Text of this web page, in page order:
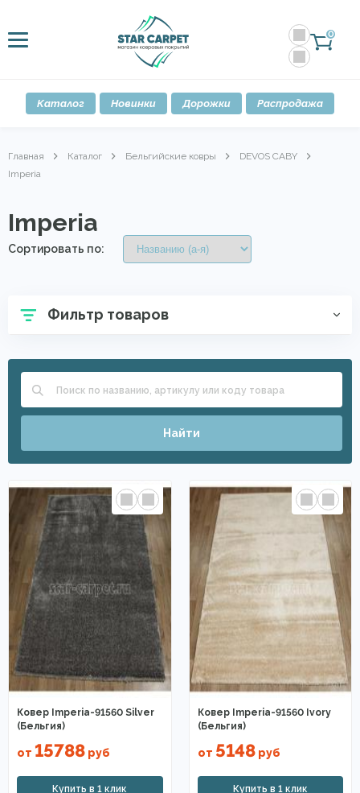
0
Каталог Новинки Дорожки Распродажа
Главная Каталог Бельгийские ковры
DEVOS CABY
Imperia
Imperia
Сортировать по:
Фильтр товаров
Найти
Ковер Imperia-91560 Silver
(Бельгия)
от 15788 руб
Ковер Imperia-91560 Ivory
(Бельгия)
от 5148руб